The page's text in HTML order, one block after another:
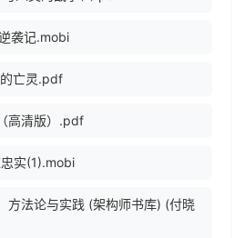
袭记.mobi
亡灵.pdf
高清版）.pdf
实(1).mobi
方法论与实践 (架构师书库) (付晓